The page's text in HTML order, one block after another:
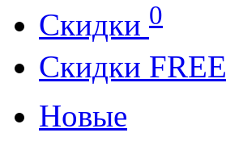
Скидки 0
Cкидки FREE
Новые